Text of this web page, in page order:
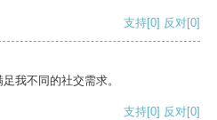
支持[0] 反对[0]
我不同的社交需求。
支持[0] 反对[0]